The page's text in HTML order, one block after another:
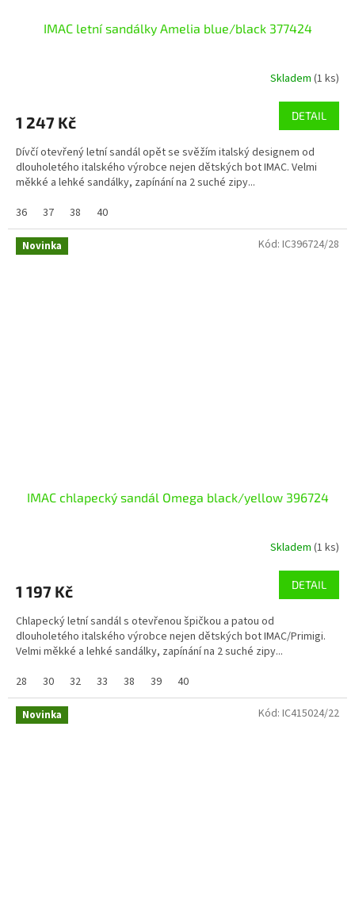
IMAC letní sandálky Amelia blue/black 377424
Skladem (1 ks)
1 247 Kč DETAIL
Dívčí otevřený letní sandál opět se svěžím italský designem od
dlouholetého italského výrobce nejen dětských bot IMAC. Velmi
měkké a lehké sandálky, zapínání na 2 suché zipy...
36
37 38 40
Novinka
IMAC chlapecký sandál Omega black/yellow 396724
Skladem (1 ks)
1 197 Kč DETAIL
Chlapecký letní sandál s otevřenou špičkou a patou od
dlouholetého italského výrobce nejen dětských bot IMAC/Primigi.
Velmi měkké a lehké sandálky, zapínání na 2 suché zipy...
28
30 32 33 38 39 40
Kód: IC396724/28
Novinka Kód: IC415024/22